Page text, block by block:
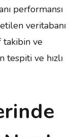
performansı
veritabanı
takibin ve
tespiti ve hızlı